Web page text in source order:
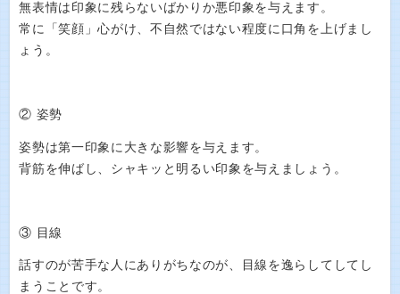
無表情は印象に残らないばかりか悪印象を与えます。
常に「笑顔」心がけ、不自然ではない程度に口角を上げまし
ょう。
② 姿勢
姿勢は第一印象に大きな影響を与えます。
背筋を伸ばし、シャキッと明るい印象を与えましょう。
③ 目線
話すのが苦手な人にありがちなのが、目線を逸らしてしてし
まうことです。